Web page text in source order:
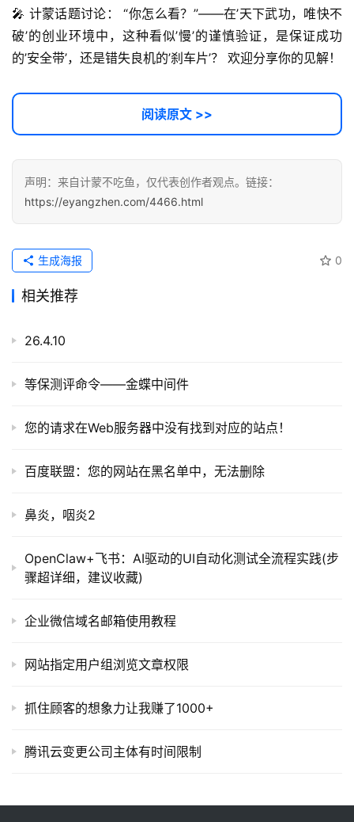
🎤 计蒙话题讨论： “你怎么看？”——在’天下武功，唯快不
破’的创业环境中，这种看似’慢’的谨慎验证，是保证成功
的’安全带’，还是错失良机的’刹车片’？ 欢迎分享你的见解！
阅读原文 >>
声明：来自计蒙不吃鱼，仅代表创作者观点。链接：
https://eyangzhen.com/4466.html
0
生成海报
相关推荐
26.4.10
等保测评命令——金蝶中间件
您的请求在Web服务器中没有找到对应的站点！
百度联盟：您的网站在黑名单中，无法删除
鼻炎，咽炎2
OpenClaw+飞书：AI驱动的UI自动化测试全流程实践(步
骤超详细，建议收藏)
企业微信域名邮箱使用教程
网站指定用户组浏览文章权限
抓住顾客的想象力让我赚了1000+
腾讯云变更公司主体有时间限制